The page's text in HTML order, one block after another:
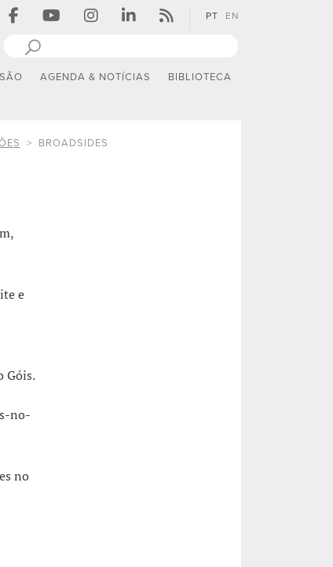
PT EN
AGENDA & NOTÍCIAS BIBLIOTECA
BROADSIDES
e
Góis.
no-
no